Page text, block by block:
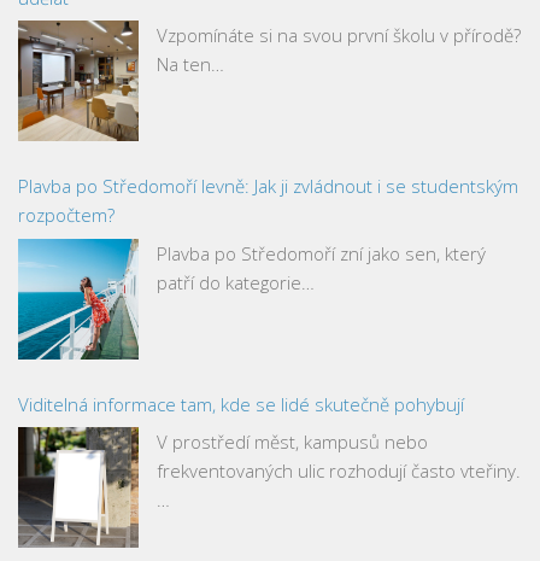
Vzpomínáte si na svou první školu v přírodě?
Na ten…
Plavba po Středomoří levně: Jak ji zvládnout i se studentským
rozpočtem?
Plavba po Středomoří zní jako sen, který
patří do kategorie…
Viditelná informace tam, kde se lidé skutečně pohybují
V prostředí měst, kampusů nebo
frekventovaných ulic rozhodují často vteřiny.
…